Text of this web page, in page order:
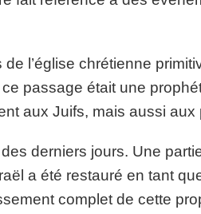
l’église chrétienne
passage était une
aux Juifs, mais aussi
derniers jours. Une
a été restauré en tant
complet de cette